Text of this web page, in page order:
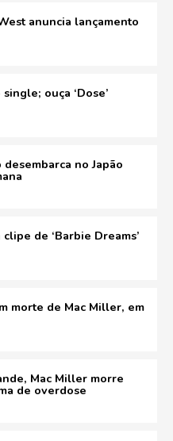
anuncia lançamento
ouça ‘Dose’
no Japão
de ‘Barbie Dreams’
morte de Mac Miller, em
Mac Miller morre
de overdose